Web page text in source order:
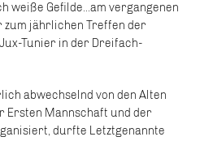
weiße Gefilde...am vergangenen
zum jährlichen Treffen der
Tunier in der Dreifach-
abwechselnd von den Alten
Ersten Mannschaft und der
durfte Letztgenannte